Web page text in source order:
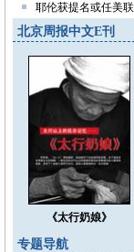
耶伦获提名或任美
北京周报中文E刊
《太行奶娘》
专题导航